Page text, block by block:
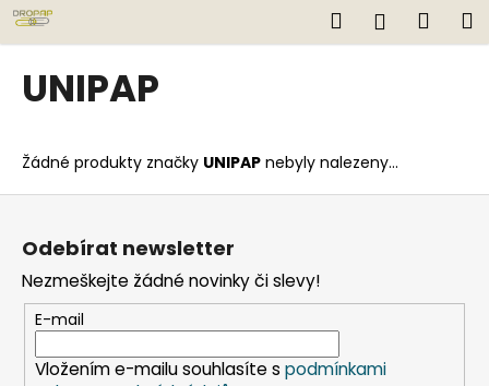
Přejít
na
obsah
Hledat
UNIPAP
Žádné produkty značky UNIPAP nebyly nalezeny...
K
o
o
p
o
t
ř
e
b
Z
Odebírat newsletter
Nezmeškejte žádné novinky či slevy!
E-mail
Vložením e-mailu souhlasíte s podmínkami